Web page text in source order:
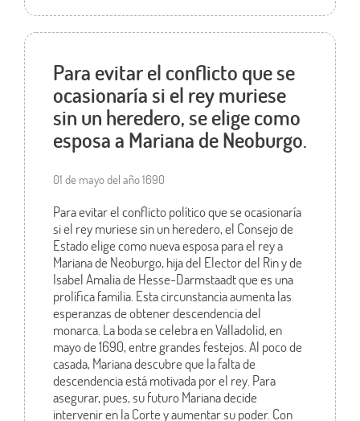
Para evitar el conflicto que se
ocasionaría si el rey muriese
sin un heredero, se elige como
esposa a Mariana de Neoburgo.
01 de mayo del año 1690
Para evitar el conflicto político que se ocasionaría
si el rey muriese sin un heredero, el Consejo de
Estado elige como nueva esposa para el rey a
Mariana de Neoburgo, hija del Elector del Rin y de
Isabel Amalia de Hesse-Darmstaadt que es una
prolífica familia. Esta circunstancia aumenta las
esperanzas de obtener descendencia del
monarca. La boda se celebra en Valladolid, en
mayo de 1690, entre grandes festejos. Al poco de
casada, Mariana descubre que la falta de
descendencia está motivada por el rey. Para
asegurar, pues, su futuro Mariana decide
intervenir en la Corte y aumentar su poder. Con